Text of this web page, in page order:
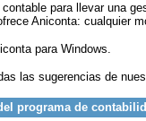
para llevar una
Aniconta: cualquier
para Windows.
las sugerencias de
programa de